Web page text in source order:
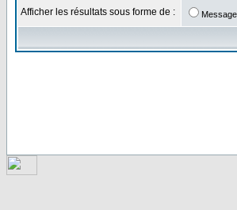
Afficher les résultats sous forme de :